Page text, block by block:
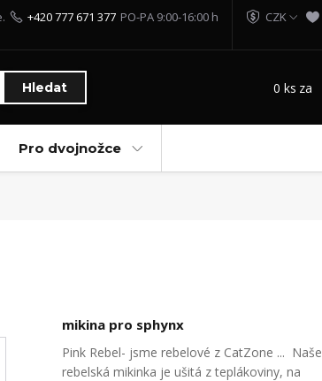
CZK
Hledat
+420 777 671 377 PO-PA 9:00-16:00 h
0 ks za
Pro dvojnožce
mikina pro sphynx
Pink Rebel- jsme rebelové z CatZone ... Naše
rebelská mikinka je ušitá z teplákoviny, na